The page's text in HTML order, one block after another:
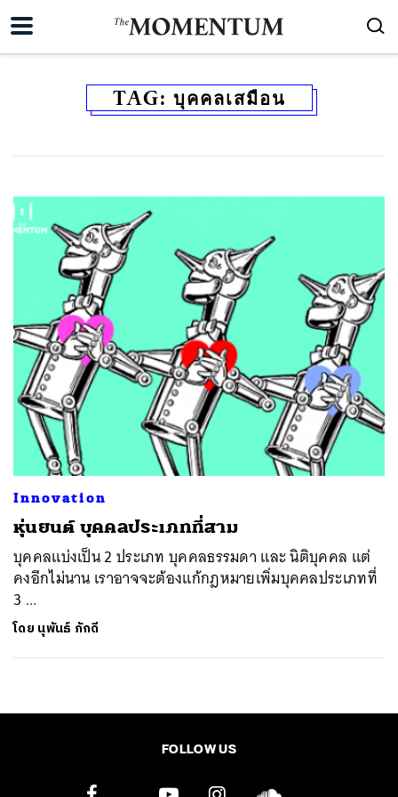
TAG: บุคคลเสมือน
Innovation
หุ่นยนต์ บุคคลประเภทที่สาม
บุคคลแบ่งเป็น 2 ประเภท บุคคลธรรมดา และ นิติบุคคล แต่
คงอีกไม่นาน เราอาจจะต้องแก้กฎหมายเพิ่มบุคคลประเภทที่
3 ...
โดย นุพันธ์ ภักดี
FOLLOW US
ค้นหา
TWEET EMAIL